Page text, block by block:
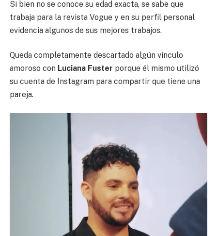
Si bien no se conoce su edad exacta, se sabe que
trabaja para la revista Vogue y en su perfil personal
evidencia algunos de sus mejores trabajos.
Queda completamente descartado algún vínculo
amoroso con Luciana Fuster porque él mismo utilizó
su cuenta de Instagram para compartir que tiene una
pareja.